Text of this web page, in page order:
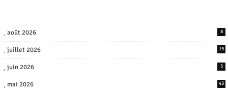
août 2026 8
juillet 2026 15
juin 2026 5
mai 2026 43